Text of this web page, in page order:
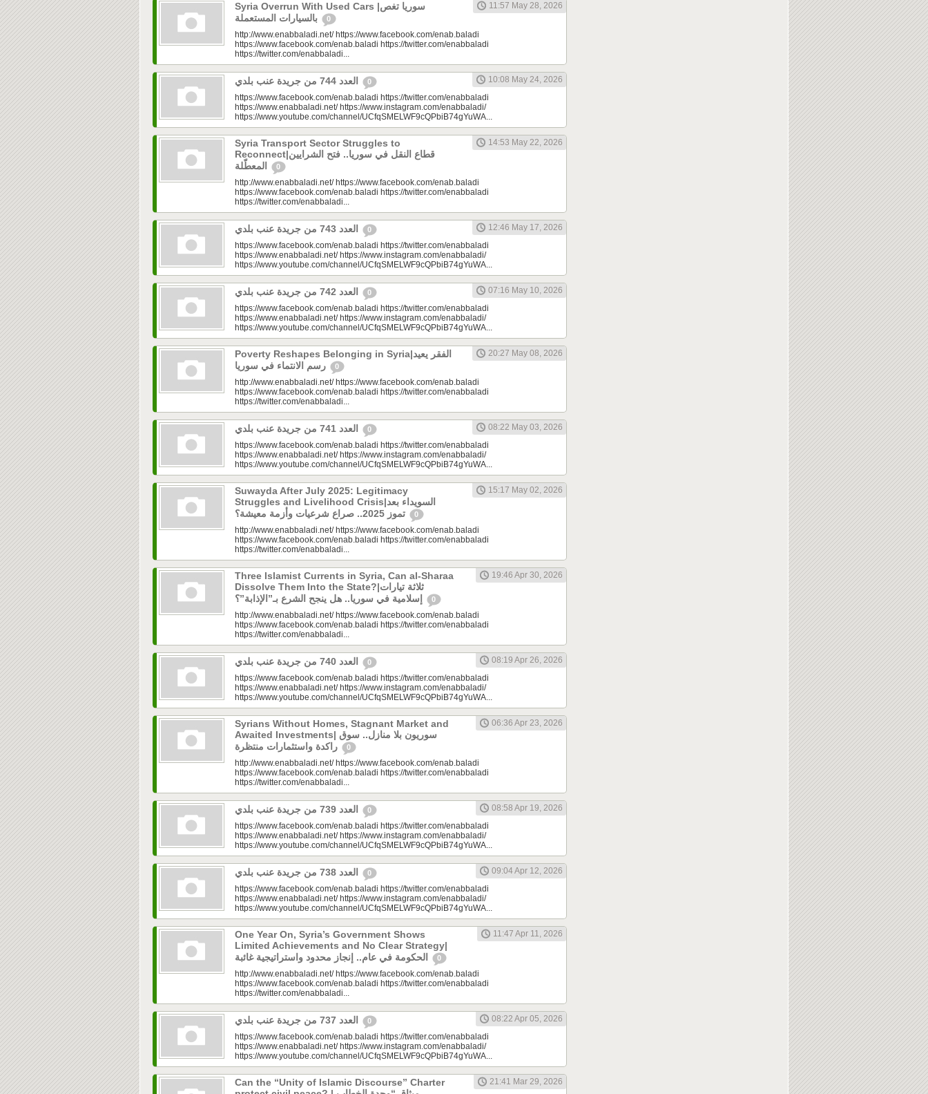
Syria Overrun With Used Cars |سوريا تغص
0
11:57 May 28, 2026
http://www.enabbaladi.net/ https://www.facebook.com/enab.baladi
https://www.facebook.com/enab.baladi https://twitter.com/enabbaladi
https://twitter.com/enabbaladi...
0
10:08 May 24, 2026
https://www.facebook.com/enab.baladi https://twitter.com/enabbaladi
https://www.enabbaladi.net/ https://www.instagram.com/enabbaladi/
https://www.youtube.com/channel/UCfqSMELWF9cQPbiB74gYuWA...
Syria Transport Sector Struggles to
Reconnect|قطاع النقل في سوريا.. فتح الشرايين
0
14:53 May 22, 2026
http://www.enabbaladi.net/ https://www.facebook.com/enab.baladi
https://www.facebook.com/enab.baladi https://twitter.com/enabbaladi
https://twitter.com/enabbaladi...
0
12:46 May 17, 2026
https://www.facebook.com/enab.baladi https://twitter.com/enabbaladi
https://www.enabbaladi.net/ https://www.instagram.com/enabbaladi/
https://www.youtube.com/channel/UCfqSMELWF9cQPbiB74gYuWA...
0
07:16 May 10, 2026
https://www.facebook.com/enab.baladi https://twitter.com/enabbaladi
https://www.enabbaladi.net/ https://www.instagram.com/enabbaladi/
https://www.youtube.com/channel/UCfqSMELWF9cQPbiB74gYuWA...
Poverty Reshapes Belonging in Syria|الفقر يعيد
0
20:27 May 08, 2026
http://www.enabbaladi.net/ https://www.facebook.com/enab.baladi
https://www.facebook.com/enab.baladi https://twitter.com/enabbaladi
https://twitter.com/enabbaladi...
0
08:22 May 03, 2026
https://www.facebook.com/enab.baladi https://twitter.com/enabbaladi
https://www.enabbaladi.net/ https://www.instagram.com/enabbaladi/
https://www.youtube.com/channel/UCfqSMELWF9cQPbiB74gYuWA...
Suwayda After July 2025: Legitimacy
Struggles and Livelihood Crisis|السويداء بعد
0
15:17 May 02, 2026
http://www.enabbaladi.net/ https://www.facebook.com/enab.baladi
https://www.facebook.com/enab.baladi https://twitter.com/enabbaladi
https://twitter.com/enabbaladi...
Three Islamist Currents in Syria, Can al-Sharaa
Dissolve Them Into the State?|ثلاثة تيارات
0
19:46 Apr 30, 2026
http://www.enabbaladi.net/ https://www.facebook.com/enab.baladi
https://www.facebook.com/enab.baladi https://twitter.com/enabbaladi
https://twitter.com/enabbaladi...
0
08:19 Apr 26, 2026
https://www.facebook.com/enab.baladi https://twitter.com/enabbaladi
https://www.enabbaladi.net/ https://www.instagram.com/enabbaladi/
https://www.youtube.com/channel/UCfqSMELWF9cQPbiB74gYuWA...
Syrians Without Homes, Stagnant Market and
Awaited Investments| سوريون بلا منازل.. سوق
0
06:36 Apr 23, 2026
http://www.enabbaladi.net/ https://www.facebook.com/enab.baladi
https://www.facebook.com/enab.baladi https://twitter.com/enabbaladi
https://twitter.com/enabbaladi...
0
08:58 Apr 19, 2026
https://www.facebook.com/enab.baladi https://twitter.com/enabbaladi
https://www.enabbaladi.net/ https://www.instagram.com/enabbaladi/
https://www.youtube.com/channel/UCfqSMELWF9cQPbiB74gYuWA...
0
09:04 Apr 12, 2026
https://www.facebook.com/enab.baladi https://twitter.com/enabbaladi
https://www.enabbaladi.net/ https://www.instagram.com/enabbaladi/
https://www.youtube.com/channel/UCfqSMELWF9cQPbiB74gYuWA...
One Year On, Syria’s Government Shows
Limited Achievements and No Clear Strategy|
0
11:47 Apr 11, 2026
http://www.enabbaladi.net/ https://www.facebook.com/enab.baladi
https://www.facebook.com/enab.baladi https://twitter.com/enabbaladi
https://twitter.com/enabbaladi...
0
08:22 Apr 05, 2026
https://www.facebook.com/enab.baladi https://twitter.com/enabbaladi
https://www.enabbaladi.net/ https://www.instagram.com/enabbaladi/
https://www.youtube.com/channel/UCfqSMELWF9cQPbiB74gYuWA...
Can the “Unity of Islamic Discourse” Charter
21:41 Mar 29, 2026